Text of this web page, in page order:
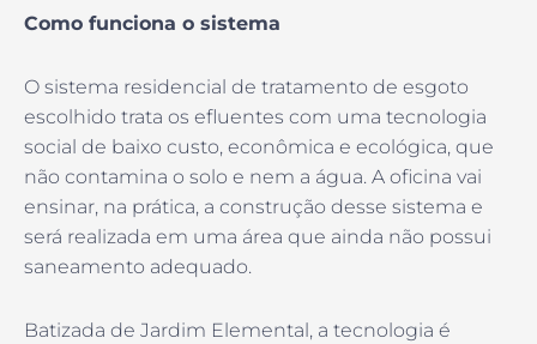
Como funciona o sistema
O sistema residencial de tratamento de esgoto
escolhido trata os efluentes com uma tecnologia
social de baixo custo, econômica e ecológica, que
não contamina o solo e nem a água. A oficina vai
ensinar, na prática, a construção desse sistema e
será realizada em uma área que ainda não possui
saneamento adequado.
Batizada de Jardim Elemental, a tecnologia é